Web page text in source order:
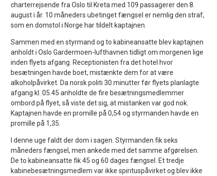
charterrejsende fra Oslo til Kreta med 109 passagerer den 8.
august i år. 10 måneders ubetinget fængsel er nemlig den straf,
som en domstol i Norge har tildelt kaptajnen.
Sammen med en styrmand og to kabineansatte blev kaptajnen
anholdt i Oslo Gardermoen-lufthavnen tidligt om morgenen lige
inden flyets afgang. Receptionisten fra det hotel hvor
besætningen havde boet, mistænkte dem for at være
alkoholpåvirket. Da norsk politi 30 minutter før flyets planlagte
afgang kl. 05.45 anholdte de fire besætningsmedlemmer
ombord på flyet, så viste det sig, at mistanken var god nok.
Kaptajnen havde en promille på 0,54 og styrmanden havde en
promille på 1,35.
I denne uge faldt der dom i sagen. Styrmanden fik seks
måneders fængsel, men ankede med det samme afgørelsen.
De to kabineansatte fik 45 og 60 dages fængsel. Et tredje
kabinebesætningsmedlem var ikke spirituspåvirket og blev ikke